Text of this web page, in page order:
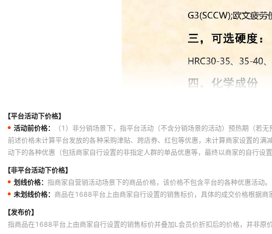
【平台活动下价格】
活动前价格：
（1）非分销场景下，指平台活动（不含分销场景的活动）预热期（若
前述价格未计算平台发放的各种采购津贴、跨店券、红包等优惠，未计算商家设置的
动下的各种优惠（包括商家自行设置的非指定人群的单品优惠等，最终以商家的自行
【非平台活动下价格】
划线价格： 指商家自营销活动场景下的商品价格，该价格不包含平台的各种优惠活动
未划线价格： 商品在1688平台上由商家自行设置的销售标价，具体的成交价格根据
【发布价】
指商品在1688平台上由商家自行设置的销售标价并叠加L会员价折扣后的价格，并非原价